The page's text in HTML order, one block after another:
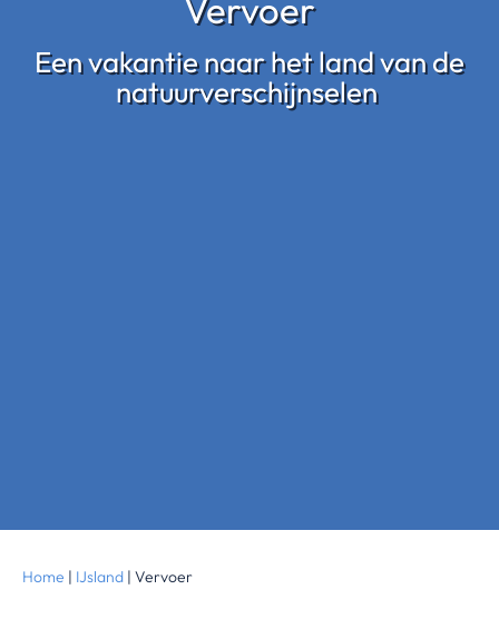
Vervoer
Een vakantie naar het land van de
natuurverschijnselen
Home | IJsland | Vervoer